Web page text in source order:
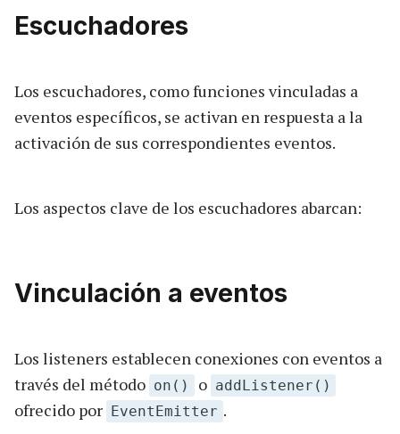
Escuchadores
Los escuchadores, como funciones vinculadas a
eventos específicos, se activan en respuesta a la
activación de sus correspondientes eventos.
Los aspectos clave de los escuchadores abarcan:
Vinculación a eventos
Los listeners establecen conexiones con eventos a
través del método on() o addListener()
ofrecido por EventEmitter .